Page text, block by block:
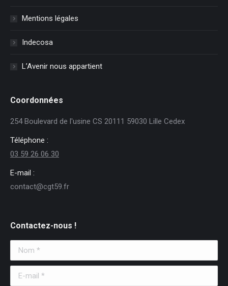
Mentions légales
Indecosa
L’Avenir nous appartient
Coordonnées
254 Boulevard de l'usine CS 20111 59030 Lille Cedex
Téléphone :
03 59 26 06 30
E-mail :
contact@cgt59.fr
Contactez-nous !
Nom *
E-mail *